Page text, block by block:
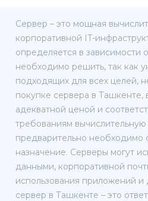
Сервер – это мощная
корпоративной IT-
определяется в зависимости
необходимо решить, так как
подходящих для всех целей,
покупке сервера в Ташкенте,
адекватной ценой и
требованиям
предварительно необходимо
назначение. Серверы могут
данными, корпоративной
использования приложений и
сервер в Ташкенте – это